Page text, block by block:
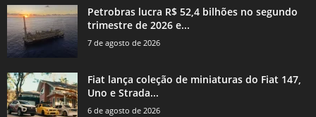
Petrobras lucra R$ 52,4 bilhões no segundo
trimestre de 2026 e...
7 de agosto de 2026
Fiat lança coleção de miniaturas do Fiat 147,
Uno e Strada...
6 de agosto de 2026